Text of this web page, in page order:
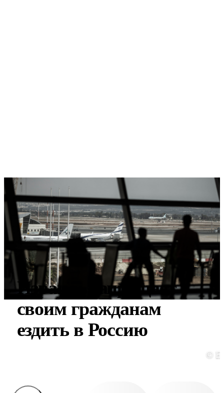
Израиль запрещает
своим гражданам
ездить в Россию
©